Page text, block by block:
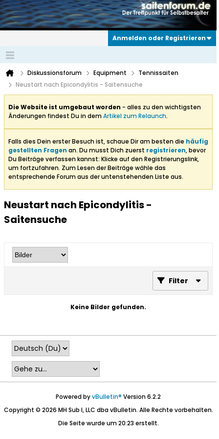
Anmelden oder Registrieren
Diskussionsforum Equipment
Tennissaiten
Neustart nach Epicondylitis - Saitensuche
Die Website ist umgebaut worden - alles zu den wichtigsten
Änderungen findest Du in demArtikel zum Relaunch.
Falls dies Dein erster Besuch ist, schaue Dir am besten die häufig
gestellten Fragen an. Du musst Dich zuerst registrieren, bevor
Du Beiträge verfassen kannst: Klicke auf den Registrierungslink,
um fortzufahren. Zum Lesen der Beiträge wähle das
entsprechende Forum aus der untenstehenden Liste aus.
Neustart nach Epicondylitis -
Saitensuche
Filter
Keine Bilder gefunden.
Powered byvBulletin® Version 6.2.2
Copyright © 2026 MH Sub I, LLC dba vBulletin. Alle Rechte vorbehalten.
Die Seite wurde um 20:23 erstellt.